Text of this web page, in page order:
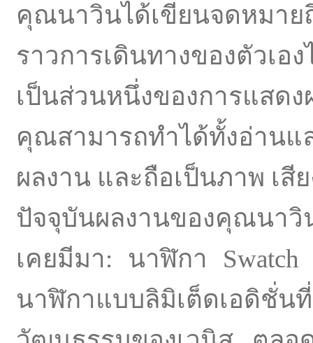
คุณนาวินได้เขียนจดหมา
ราวการเดินทางของตัวเ
เป็นส่วนหนึ่งของการแสด
คุณสามารถทำได้ทั้งอ่าน
ผลงาน และถือเป็นภาพ เสี
ปัจจุบันผลงานของคุณนาวิ
เคยมีมา: นาฬิกา
นาฬิกาแบบลิมิเต็ดเอดิชั่น